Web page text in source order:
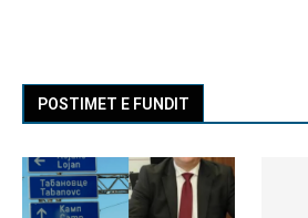
POSTIMET E FUNDIT